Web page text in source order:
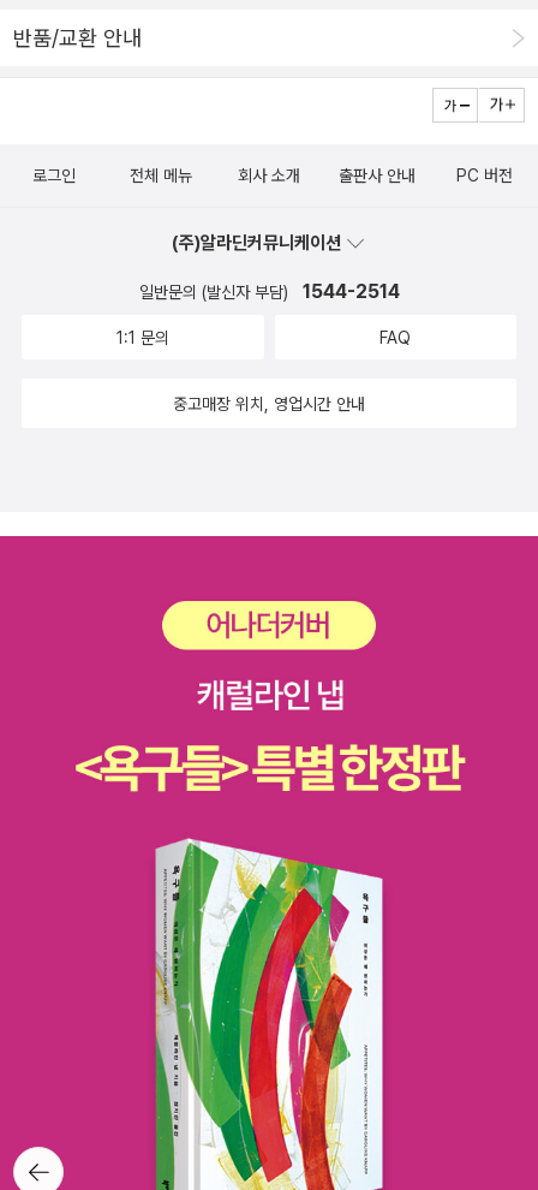
기 중에서 '흥얼흥얼' 했다는 대목에 그만 감동을 받고 말았다. 내 몫
은 작고, 책의 몫이 크다는 걸 안다. 하지만 오늘의 기쁨을 오래 기억
예뻐서 이 책도 한 번 넣어봅니다. 어린이를 위한 책은 아니지만, 크리
뻤지만, 어쩌다보니 선물을 줘야 할 나이가 되고. 그렇게 한 해 한 해
어느 새 연락이 되지 않고, 오랜만에 보고 나면 할 말이 별로 없고, 그
새롭게 한 해 한해 다른 시간을 살아갈 수도 있는 거겠죠. 쉽지는 않지
만, 그래도 어제와 오늘이 비슷한 것도 때로는 좋은 일이 될 수도 있다
도 보러갔어요. 여러 기준으로 올 한해의 달인으로 선정된 서재를 볼
다. 언제나 부족하지만, 앞으로도 잘 부탁드립니다.
하니 도착했다. 자음과 모음에서 보낸 것인데 내가 주문하지도 않았
뭐꼬? 했는데, 바로 이날 저녁 뒤늦게 당첨자가 발표됐다. 이벤트 응
모 사실도 모르다가 갑자기 닥쳐온 행운! 뭐 내 취향의 책은 아니었지
만 어쨌든 기분은 좋았다.^^ 5. 사실 이 무렵에 내가 가장 공을 들였던
데, 완간을 기념하며 알라딘에서 이벤트가 있었다. 기존에 썼던 리뷰
사였다. 나는 이전에 이 책에 대한 리뷰를 모두 썼다. 절반 이상은 포
토리뷰와 일반 리뷰로 나눠서 두개씩 써놓기도 했었다. 워낙 아끼고
다. 한달 정도 진행을 했는데 그 한달 사이 응모자가 나 하나였다. 주
다. 근데 달랑 3만원 받았다. 비룡소처럼 응모자가 하나였어도 약속
하면 주는 저 케이스! 나는 책이 나올 때마다 따로 구입해서 세트로 책
응모를 했고 선물로 저 상자를 받았다. 요렇게 생겼다!포장 상자마저
일단 모셔놓았다. ㅎㅎㅎ요리 생긴 상자다. 포스터도 같이 왔다.20권
다. 뒷면은 왕실 가계도다. 양쪽 다 보고 싶으니 코팅해서 유리창에 붙
여두면 좋겠는데 이렇게 큰 포스터를 어디서 코팅한단 말인가. 교보
문고 가면 해주려나???그런데 고민이 생겼다. 책을 다 꽂고서 뚜껑
을 덮으니 인쇄된 면이 뒤집혀 나오는 것이다. 심각하게 고민했다. 인
쇄 불량인가????이 얼마나 뽀대나는 상자냐며 언니에게 자랑을 했
다. 뒤집힌 글자를 보더니 언니가 혀를 찼다. 그리고 이렇게 뒤집어줬
다.뚜껑을 위로 올리는 것이 아니라 아래로 내리는 거라고....;;;;;그렇
구나. 내가 방향치에 길치인 것과 관련 있나? 그냥 바보 인증한 건
가...;;;;요새 세현군이 이 책을 읽고 있다. 5학년 들어와서 역사를 배
우기 시작했는데 자신이 아는 이야기라며 즐거워한다. 온 식구가 함
께 보는 멋진 역사책! 이름 박힌 상자에 꽂아놓으니 더 멋지다. 음하하
중 TOP 2위를 차지했다. 보기만해도 흐뭇한 비의 몸매. ㅋㅋㅋ 우리
가포르 상영영화 Top 101. 20122. Ninja Assassin3. A Christma
ant!8. Raging Phoenix9. Happy Fight10. Gokusen The Mov
청담보살4. 솔로이스트5. 굿모닝 프레지던트6. 시간여행자의 아내7.
집행자8. 천국의 우편배달부9. 브로큰 임브레이스10. 귀없는 토끼(S
오피스 영화순위 )출처 = http://www.hankookchon.com/bbs/
&ss=on&sc=on&select_arrange=headnum&desc=asc&no
크리스마스 트리와 점등을 하는 싱가포르이니만큼 크리스마스 분위
기를 물씬 풍기는 영화 역시 인기를 끌 듯 하다. 게다가 여기는 학생들
의 방학을 했기 때문에온 가족이 함께 볼 수 있는 영화들에 관객이 몰
기에 개봉을 한 것 같다. 내용이 내용이니만큼 크리스마스에 즐기기
가장 좋은 영화일 듯.그리고 우리 가족이 기다리는 영화는 [괴물들이
라 (Where The Wild Things Are, 2009)/ 판타스틱 Mr. 폭스 (Fa
ntastic Mr. Fox, 2009)[괴물들이 사는 나라 Where The Wild T
hings Are]는 워낙 유명한 모리스 샌닥의 그림책을 원작으로 한 영화
이다. 미국에서는 이미 개봉을 했는데, 한국에서는 혹 싱가포르에서
는 언제 개봉을 하는지 모르겠다.[판타스틱 Mr. 폭스 Fantastic Mr.
Fox]은 [찰리와 초콜릿 공장]으로 유명한 로알드 달의 [멋진 여우씨]
책을 원작으로 한 영화이다.이미 싱가포르에서는 상영중. 아래와 같
이 영화 순위 5위를 달리고 있다. 3. A Christmas Carol4. Mulan
5. Fantastic Mr Fox우리나라도 12월 24일 개봉을 한다고 하니까
함께 공유할 수 있는 영화가 될 듯 하다.[ 영화랑 원작 동시에 즐겨볼
반품/교환 안내
뒤로가
기
로그인 전체 메뉴 회사 소개 출판사 안내 PC 버전
(주)알라딘커뮤니케이션
일반문의 (발신자 부담) 1544-2514
1:1 문의 FAQ
중고매장 위치, 영업시간 안내